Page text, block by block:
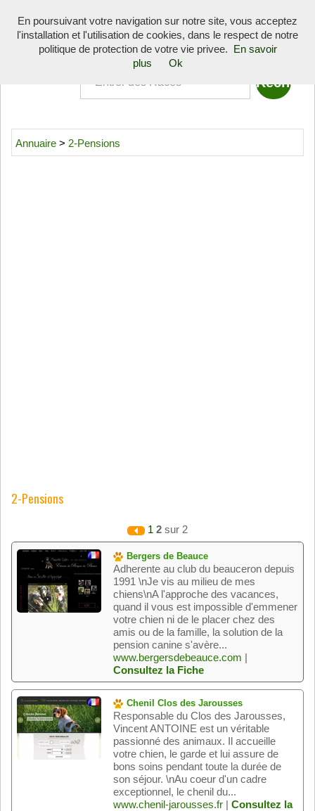
Toggle
Quoi
Annuaire > 2-Pensions
2-Pensions
1 2 sur 2
Bergers de Beauce
Adherente au club du beauceron depuis
1991 \nJe vis au milieu de mes
chiens\nA l'approche des vacances,
quand il vous est impossible d'emmener
votre chien ni de le placer chez des
amis ou de la famille, la solution de la
pension canine s'avère...
www.bergersdebeauce.com
Consultez la Fiche
Chenil Clos des Jarousses
Responsable du Clos des Jarousses,
Vincent ANTOINE est un véritable
passionné des animaux. Il accueille
votre chien, le garde et lui assure de
bons soins pendant toute la durée de
son séjour. \nAu coeur d'un cadre
exceptionnel, le chenil du...
www.chenil-jarousses.fr
Consultez la
En poursuivant votre navigation sur notre site, vous acceptez
l'installation et l'utilisation de cookies, dans le respect de notre
politique de protection de votre vie privee.
En savoir
plus
Ok